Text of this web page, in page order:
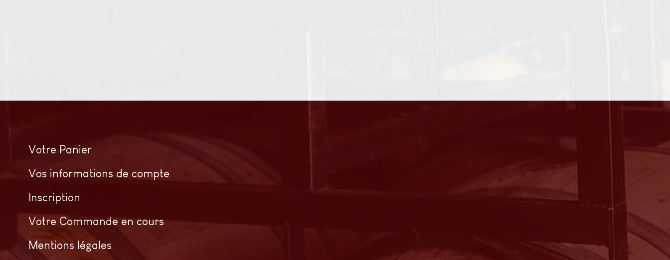
Votre Panier
Vos informations de compte
Inscription
Votre Commande en cours
Mentions légales